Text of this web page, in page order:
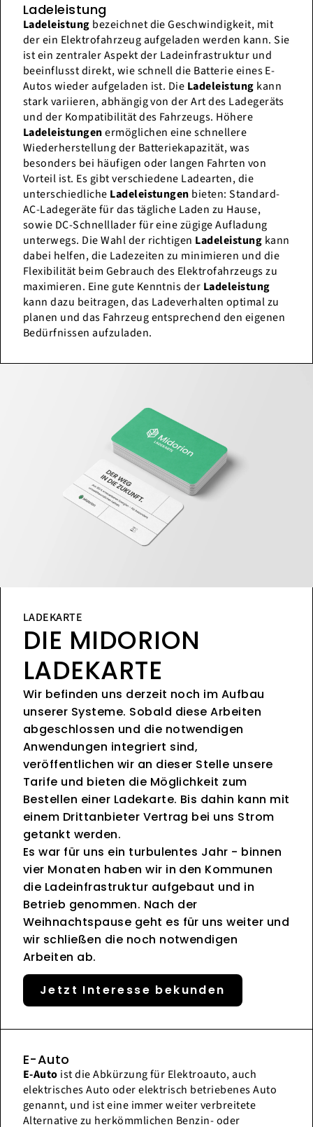
Ladeleistung
Ladeleistung bezeichnet die Geschwindigkeit, mit
der ein Elektrofahrzeug aufgeladen werden kann. Sie
ist ein zentraler Aspekt der Ladeinfrastruktur und
beeinflusst direkt, wie schnell die Batterie eines E-
Autos wieder aufgeladen ist. Die Ladeleistung kann
stark variieren, abhängig von der Art des Ladegeräts
und der Kompatibilität des Fahrzeugs. Höhere
Ladeleistungenermöglichen eine schnellere
Wiederherstellung der Batteriekapazität, was
besonders bei häufigen oder langen Fahrten von
Vorteil ist. Es gibt verschiedene Ladearten, die
unterschiedliche Ladeleistungen bieten: Standard-
AC-Ladegeräte für das tägliche Laden zu Hause,
sowie DC-Schnelllader für eine zügige Aufladung
unterwegs. Die Wahl der richtigen Ladeleistung kann
dabei helfen, die Ladezeiten zu minimieren und die
Flexibilität beim Gebrauch des Elektrofahrzeugs zu
maximieren. Eine gute Kenntnis der Ladeleistung
kann dazu beitragen, das Ladeverhalten optimal zu
planen und das Fahrzeug entsprechend den eigenen
Bedürfnissen aufzuladen.
LADEKARTE
DIE MIDORION
LADEKARTE
Wir befinden uns derzeit noch im Aufbau
unserer Systeme. Sobald diese Arbeiten
abgeschlossen und die notwendigen
Anwendungen integriert sind,
veröffentlichen wir an dieser Stelle unsere
Tarife und bieten die Möglichkeit zum
Bestellen einer Ladekarte. Bis dahin kann mit
einem Drittanbieter Vertrag bei uns Strom
getankt werden.
Es war für uns ein turbulentes Jahr - binnen
vier Monaten haben wir in den Kommunen
die Ladeinfrastruktur aufgebaut und in
Betrieb genommen. Nach der
Weihnachtspause geht es für uns weiter und
wir schließen die noch notwendigen
Arbeiten ab.
Jetzt Interesse bekunden
E-Auto
E-Auto ist die Abkürzung für Elektroauto, auch
elektrisches Auto oder elektrisch betriebenes Auto
genannt, und ist eine immer weiter verbreitete
Alternative zu herkömmlichen Benzin- oder